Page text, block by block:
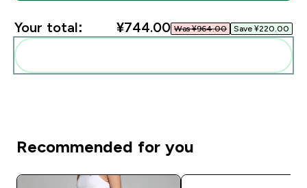
Your total: ¥744.00‎ Was ¥964.00‎ Save ¥220.00‎
Recommended for you